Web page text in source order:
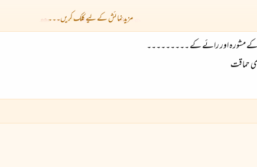
مزید نمائش کے لیے کلک کریں۔۔۔
کے مشورہ اور رائے کے ۔۔۔۔۔۔۔۔۔
حماقت